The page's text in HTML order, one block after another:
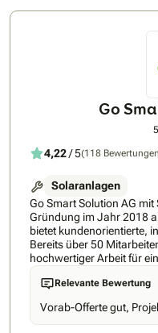
effiziente, zuverlässige
eine erfolgreiche
Go
4,22/ 5(118
Solaranlagen
Go Smart Solution AG
Gründung im Jahr 2018
bietet kundenorientierte,
Bereits über 50
hochwertiger Arbeit für
Smart Solution AG plant
und alles aus einer
Verkauf, die Planung
sowie
Bau der
Relevante Bewertung
Vorab-Offerte gut,